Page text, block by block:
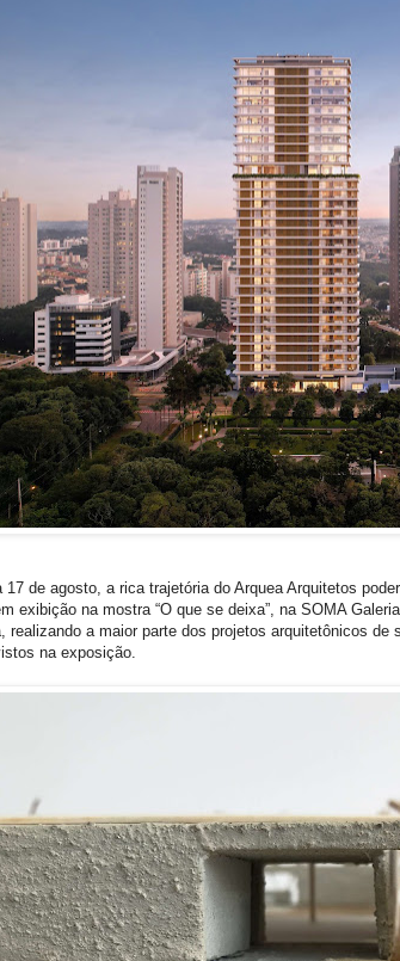
17 de agosto, a rica trajetória do Arquea Arquitetos
exibição na mostra “O que se deixa”, na SOMA
realizando a maior parte dos projetos arquitetônicos
na exposição.